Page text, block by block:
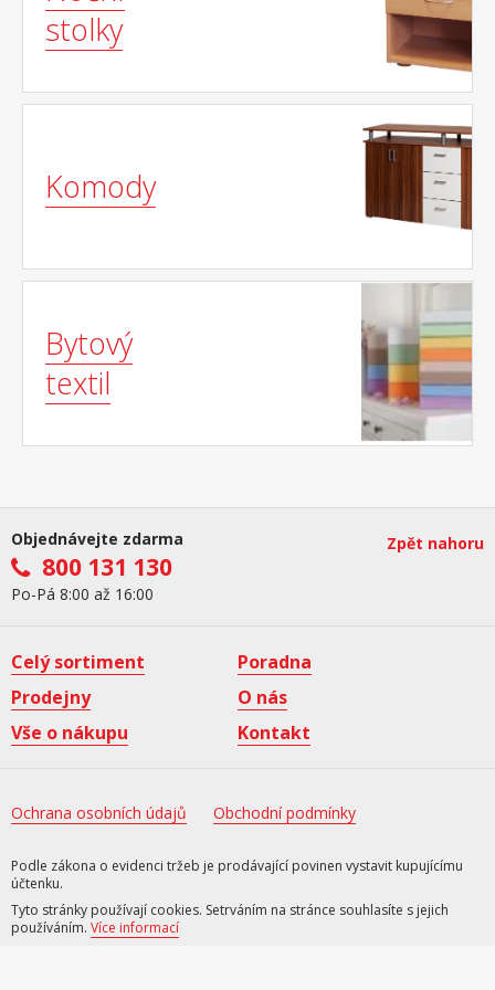
stolky
Komody
Bytový
textil
Objednávejte zdarma
800 131 130
Po-Pá 8:00 až 16:00
Zpět nahoru
Celý sortiment
Poradna
Prodejny
O nás
Vše o nákupu
Kontakt
Ochrana osobních údajů Obchodní podmínky
Podle zákona o evidenci tržeb je prodávající povinen vystavit kupujícímu
účtenku.
Tyto stránky používají cookies. Setrváním na stránce souhlasíte s jejich
používáním. Více informací